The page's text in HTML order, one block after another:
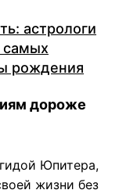
астрологи
самых
рождения
дороже
Юпитера,
жизни без